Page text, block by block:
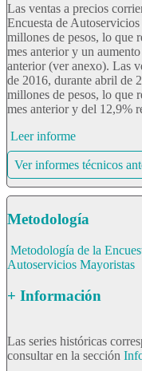
Las ventas a precios
Encuesta de
millones de pesos, lo que
mes anterior y un
anterior (ver anexo). Las
de 2016, durante abril de
millones de pesos, lo que
mes anterior y del 12,9%
Leer informe
Ver informes técnicos
Metodología
Metodología de la
Autoservicios Mayoristas
+ Información
Las series históricas
consultar en la sección